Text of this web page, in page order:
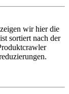
wir hier die
sortiert nach der